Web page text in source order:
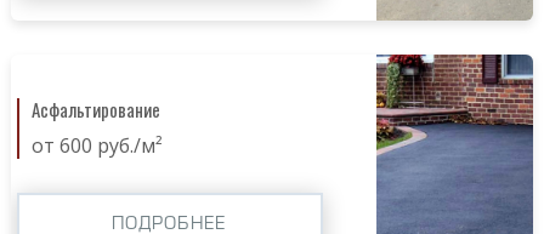
Асфальтирование
от 600 руб./м²
ПОДРОБНЕЕ